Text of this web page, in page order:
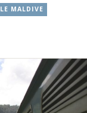
MALDIVE